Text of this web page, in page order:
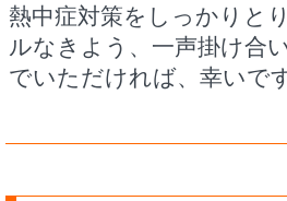
熱中症対策をしっかりと
ルなきよう、一声掛け合
でいただければ、幸いで